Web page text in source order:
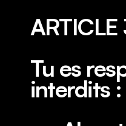
ARTICLE
Tu es
interdits :